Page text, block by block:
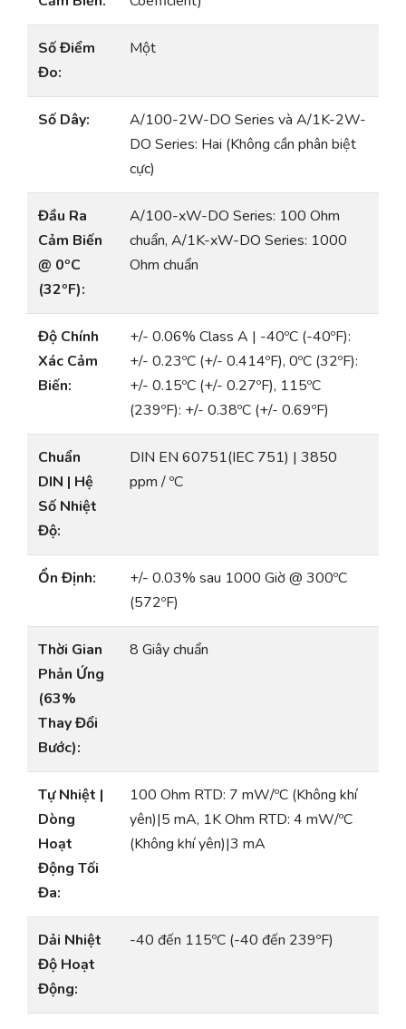
Số Điểm
Đo:
Một
Số Dây:
A/100-2W-DO Series và A/1K-2W-
DO Series: Hai (Không cần phân biệt
cực)
Đầu Ra
Cảm Biến
@ 0ºC
(32ºF):
A/100-xW-DO Series: 100 Ohm
chuẩn, A/1K-xW-DO Series: 1000
Ohm chuẩn
Độ Chính
Xác Cảm
Biến:
+/- 0.06% Class A | -40ºC (-40ºF):
+/- 0.23ºC (+/- 0.414ºF), 0ºC (32ºF):
+/- 0.15ºC (+/- 0.27ºF), 115ºC
(239ºF): +/- 0.38ºC (+/- 0.69ºF)
Chuẩn
DIN | Hệ
Số Nhiệt
Độ:
DIN EN 60751(IEC 751) | 3850
ppm / ºC
Ổn Định:
+/- 0.03% sau 1000 Giờ @ 300ºC
(572ºF)
Thời Gian
Phản Ứng
(63%
Thay Đổi
Bước):
8 Giây chuẩn
Tự Nhiệt |
Dòng
Hoạt
Động Tối
Đa:
100 Ohm RTD: 7 mW/ºC (Không khí
yên)|5 mA, 1K Ohm RTD: 4 mW/ºC
(Không khí yên)|3 mA
Dải Nhiệt
Độ Hoạt
Động:
-40 đến 115ºC (-40 đến 239ºF)